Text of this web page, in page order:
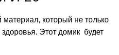
который не только
Этот домик будет